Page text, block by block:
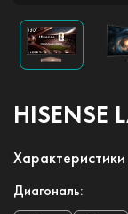
HISENSE
Характеристики
Диагональ: